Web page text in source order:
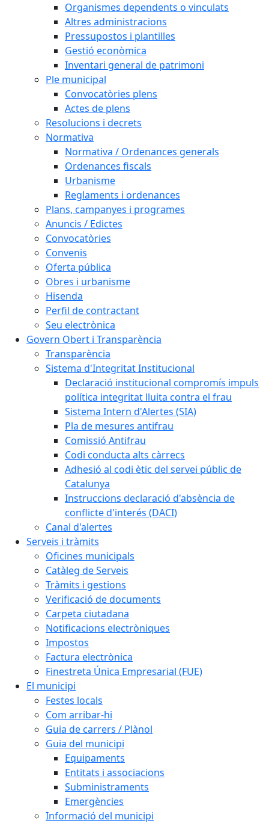
Organismes dependents o vinculats
Altres administracions
Pressupostos i plantilles
Gestió econòmica
Inventari general de patrimoni
Ple municipal
Convocatòries plens
Actes de plens
Resolucions i decrets
Normativa
Normativa / Ordenances generals
Ordenances fiscals
Urbanisme
Reglaments i ordenances
Plans, campanyes i programes
Anuncis / Edictes
Convocatòries
Convenis
Oferta pública
Obres i urbanisme
Hisenda
Perfil de contractant
Seu electrònica
Govern Obert i Transparència
Transparència
Sistema d'Integritat Institucional
Declaració institucional compromís impuls
política integritat lluita contra el frau
Sistema Intern d'Alertes (SIA)
Pla de mesures antifrau
Comissió Antifrau
Codi conducta alts càrrecs
Adhesió al codi ètic del servei públic de
Catalunya
Instruccions declaració d'absència de
conflicte d'interés (DACI)
Canal d'alertes
Serveis i tràmits
Oficines municipals
Catàleg de Serveis
Tràmits i gestions
Verificació de documents
Carpeta ciutadana
Notificacions electròniques
Impostos
Factura electrònica
Finestreta Única Empresarial (FUE)
El municipi
Festes locals
Com arribar-hi
Guia de carrers / Plànol
Guia del municipi
Equipaments
Entitats i associacions
Subministraments
Emergències
Informació del municipi